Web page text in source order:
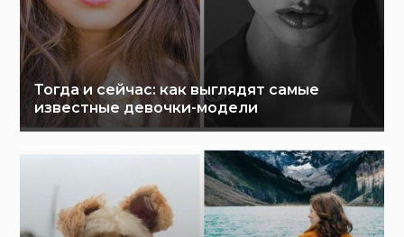
Тогда и сейчас: как выглядят самые
известные девочки-модели